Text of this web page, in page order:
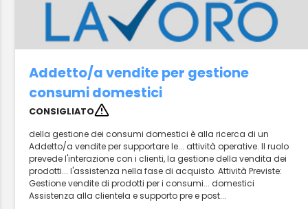
Addetto/a vendite per gestione
consumi domestici
CONSIGLIATO
della gestione dei consumi domestici è alla ricerca di un
Addetto/a vendite per supportare le... attività operative. Il ruolo
prevede l'interazione con i clienti, la gestione della vendita dei
prodotti... l'assistenza nella fase di acquisto. Attività Previste:
Gestione vendite di prodotti per i consumi... domestici
Assistenza alla clientela e supporto pre e post...